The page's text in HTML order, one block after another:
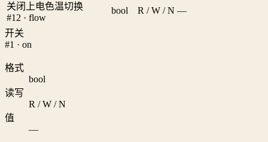
关闭上电色温切换
#12 · flow
bool R / W / N —
开关
#1 · on
格式
bool
读写
R / W / N
值
—